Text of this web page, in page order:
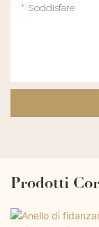
Soddisfare
Prodotti